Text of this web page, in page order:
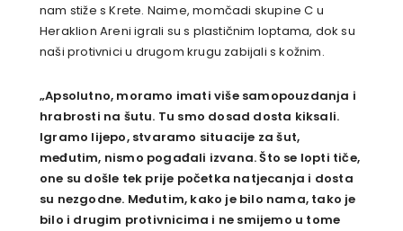
nam stiže s Krete. Naime, momčadi skupine C u
Heraklion Areni igrali su s plastičnim loptama, dok su
naši protivnici u drugom krugu zabijali s kožnim.
„Apsolutno, moramo imati više samopouzdanja i
hrabrosti na šutu. Tu smo dosad dosta kiksali.
Igramo lijepo, stvaramo situacije za šut,
međutim, nismo pogađali izvana. Što se lopti tiče,
one su došle tek prije početka natjecanja i dosta
su nezgodne. Međutim, kako je bilo nama, tako je
bilo i drugim protivnicima i ne smijemo u tome